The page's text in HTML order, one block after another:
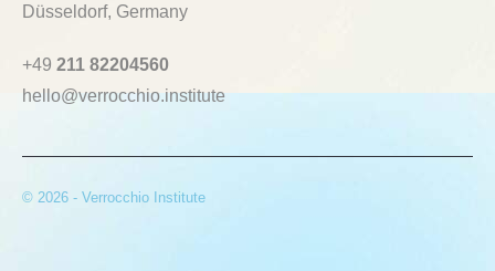
Düsseldorf, Germany
+49 211 82204560
hello@verrocchio.institute
© 2026 - Verrocchio Institute